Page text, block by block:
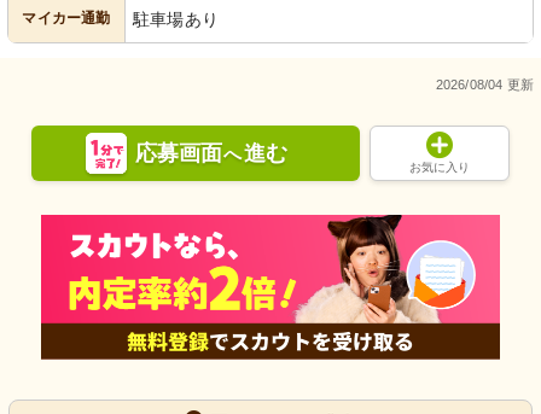
マイカー通勤 駐車場あり
2026/08/04 更新
応募画面へ進む
お気に入り